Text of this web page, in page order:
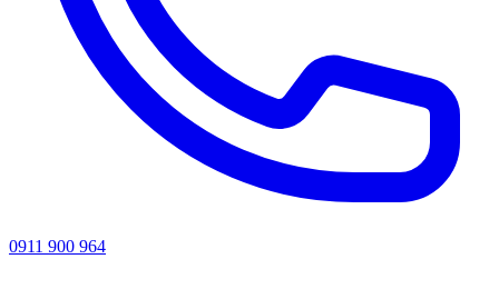
0911 900 964